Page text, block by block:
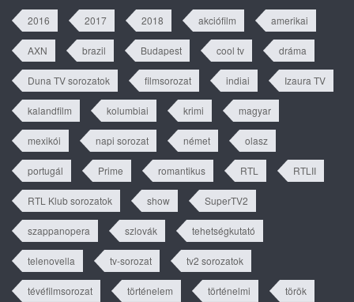
2016 2017 2018 akciófilm amerikai
AXN brazil Budapest cool tv dráma
Duna TV sorozatok filmsorozat indiai Izaura TV
kalandfilm kolumbiai krimi magyar
mexikói napi sorozat német olasz
portugál Prime romantikus RTL RTLII
RTL Klub sorozatok show SuperTV2
szappanopera szlovák tehetségkutató
telenovella tv-sorozat tv2 sorozatok
tévéfilmsorozat történelem történelmi török